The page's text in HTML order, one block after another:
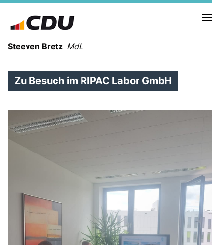
Steeven Bretz MdL
MEIN WAHLKREIS
Redebeiträge
Anträge CDU
Kleine Anfragen
Zu Besuch im RIPAC Labor GmbH